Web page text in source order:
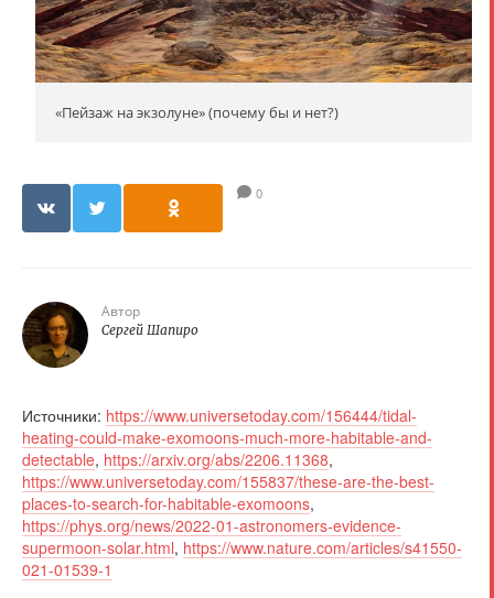
«Пейзаж на экзолуне» (почему бы и нет?)
0
Автор
Сергей Шапиро
Источники: https://www.universetoday.com/156444/tidal-
heating-could-make-exomoons-much-more-habitable-and-
detectable, https://arxiv.org/abs/2206.11368,
https://www.universetoday.com/155837/these-are-the-best-
places-to-search-for-habitable-exomoons,
https://phys.org/news/2022-01-astronomers-evidence-
supermoon-solar.html, https://www.nature.com/articles/s41550-
021-01539-1